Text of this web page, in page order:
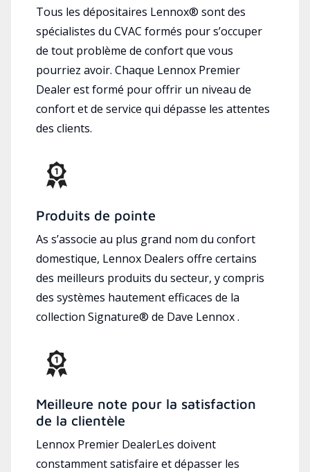
Tous les dépositaires Lennox® sont des
spécialistes du CVAC formés pour s’occuper
de tout problème de confort que vous
pourriez avoir. Chaque Lennox Premier
Dealer est formé pour offrir un niveau de
confort et de service qui dépasse les attentes
des clients.
Produits de pointe
As s’associe au plus grand nom du confort
domestique, Lennox Dealers offre certains
des meilleurs produits du secteur, y compris
des systèmes hautement efficaces de la
collection Signature® de Dave Lennox .
Meilleure note pour la satisfaction
de la clientèle
Lennox Premier DealerLes doivent
constamment satisfaire et dépasser les